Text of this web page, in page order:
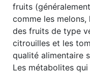
fruits
comme les
des fruits de type
citrouilles et les
qualité alimentaire
Les métabolites